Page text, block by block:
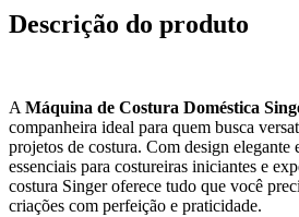
Descrição do produto
A Máquina de Costura Doméstica
companheira ideal para quem busca
projetos de costura. Com design elegante
essenciais para costureiras iniciantes e
costura Singer oferece tudo que você
criações com perfeição e praticidade.